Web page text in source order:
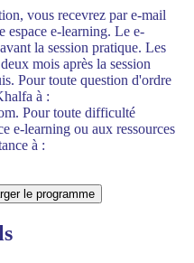
vous recevrez par e-mail
espace e-learning. Le e-
la session pratique. Les
mois après la session
Pour toute question d'ordre
à :
Pour toute difficulté
e-learning ou aux ressources
à :
le programme